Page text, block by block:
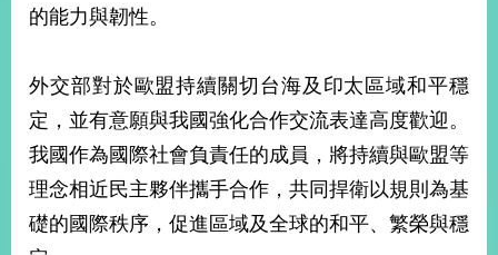
中
外
交
資
訊
國
的能力與韌性。
外交部對於歐盟持續關切台海及印太區域和平穩
定，並有意願與我國強化合作交流表達高度歡迎。
我國作為國際社會負責任的成員，將持續與歐盟等
理念相近民主夥伴攜手合作，共同捍衛以規則為基
礎的國際秩序，促進區域及全球的和平、繁榮與穩